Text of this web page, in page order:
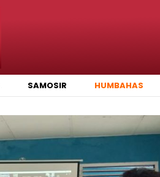
SAMOSIR HUMBAHAS